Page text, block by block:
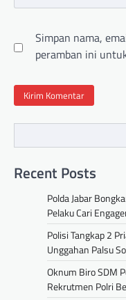
Simpan nama,
peramban ini
Recent Posts
Polda Jabar
Pelaku Cari
Polisi Tangkap 2
Unggahan Palsu
Oknum Biro SDM
Rekrutmen Polri